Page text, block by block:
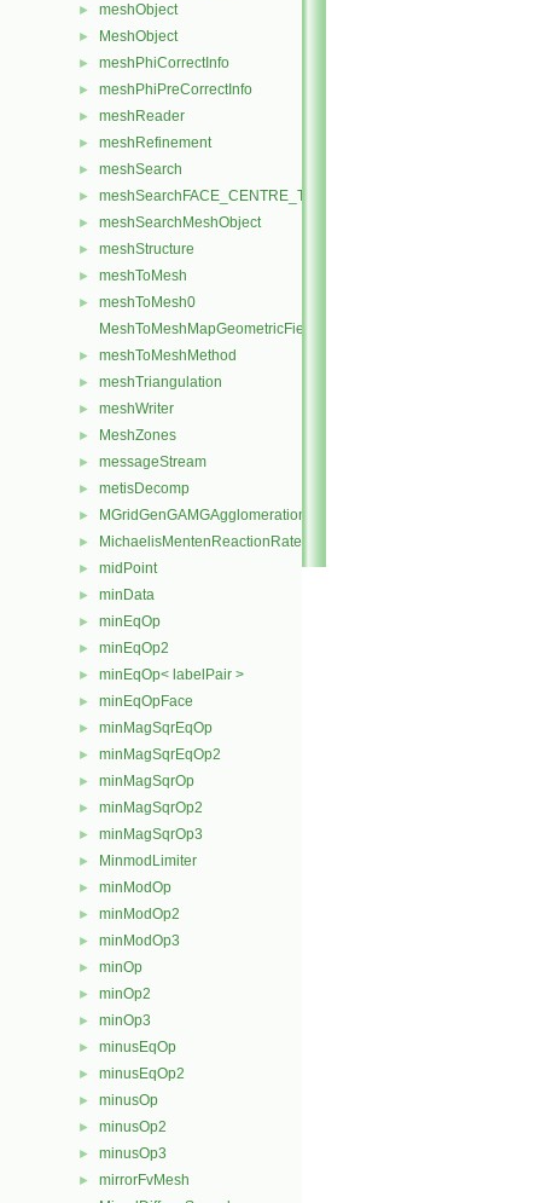
► meshObject
► MeshObject
► meshPhiCorrectInfo
► meshPhiPreCorrectInfo
► meshReader
► meshRefinement
► meshSearch
► meshSearchFACE_CENTRE_TRISMeshObject
► meshSearchMeshObject
► meshStructure
► meshToMesh
►
meshToMesh0
MeshToMeshMapGeometricFields
► meshToMeshMethod
► meshTriangulation
► meshWriter
► MeshZones
► messageStream
► metisDecomp
► MGridGenGAMGAgglomeration
► MichaelisMentenReactionRate
► midPoint
► minData
► minEqOp
► minEqOp2
► minEqOp< labelPair >
► minEqOpFace
► minMagSqrEqOp
► minMagSqrEqOp2
► minMagSqrOp
► minMagSqrOp2
► minMagSqrOp3
► MinmodLimiter
► minModOp
► minModOp2
► minModOp3
► minOp
► minOp2
► minOp3
► minusEqOp
► minusEqOp2
► minusOp
► minusOp2
► minusOp3
► mirrorFvMesh